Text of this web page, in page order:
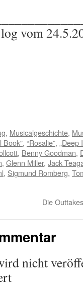
vom
, Musicalgeschichte,
Book", “Rosalie”, „Deep
, Benny Goodman,
, Glenn Miller, Jack
, Sigmund Romberg,
Die
nicht